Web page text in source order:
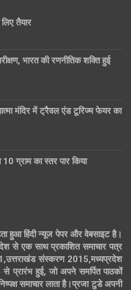
तैयार
भारत की रणनीतिक शक्ति हुई
मंदिर में ट्रैवल एंड टूरिज्म फेयर का
ग्राम का स्तर पार किया
हुआ हिंदी न्यूज पेपर और वेबसाइट है।
से एक साथ प्रकाशित समाचार पत्र
संस्करण 2015,मध्यप्रदेश
हुई, जो अपने समर्पित पाठकों
समाचार लाता है।प्रजा टुडे अपनी